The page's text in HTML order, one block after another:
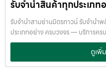
พยายามให้บริการด้วยความอ่อนโยน สุ
ของ รับจำนำพลัส เพื่อให้ครอบคลุมกลุ่
จุดบริการในหลายพื้นที่สำคัญดังนี้: เข
เขต รัชดา เขต บางแค เขต รามอินท
ลาดพร้าวโชคชัย4 ลาดปลาเค้า รัชด
บางนา เมกาบางนา บางแค เดอะมอ
รับจำนำสินค้าทุกประเภท
รับจำนำสามย่านมิตรทาวน์ รับจำนำ
ประเภทอย่าง ครบวงจร — บริการค
รับจำนำสินค้าไอทีทุกชนิด พร้อมให้บ
รัชดา บางแค รามอินทรา บางนา ด้ว
สูง รับจำนำสามย่านมิตรทาวน์ — รับ
ดูเพิ่